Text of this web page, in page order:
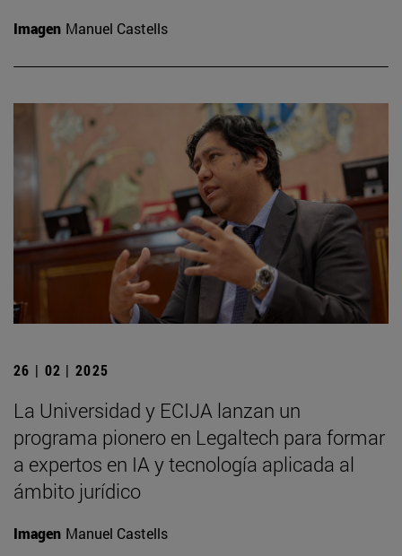
Imagen Manuel Castells
26 | 02 | 2025
La Universidad y ECIJA lanzan un
programa pionero en Legaltech para formar
a expertos en IA y tecnología aplicada al
ámbito jurídico
Imagen Manuel Castells